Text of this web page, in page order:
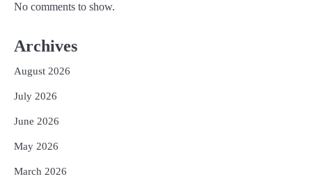
No comments to show.
Archives
August 2026
July 2026
June 2026
May 2026
March 2026